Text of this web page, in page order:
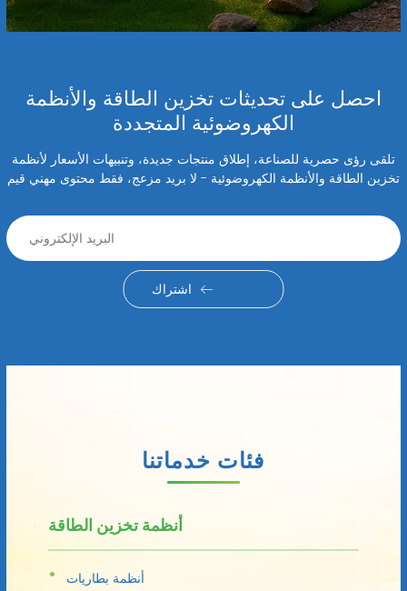
احصل على تحديثات تخزين الطاقة والأنظمة
الكهروضوئية المتجددة
تلقى رؤى حصرية للصناعة، إطلاق منتجات جديدة، وتنبيهات الأسعار لأنظمة
تخزين الطاقة والأنظمة الكهروضوئية - لا بريد مزعج، فقط محتوى مهني قيم
اشتراك
فئات خدماتنا
أنظمة تخزين الطاقة
أنظمة بطاريات